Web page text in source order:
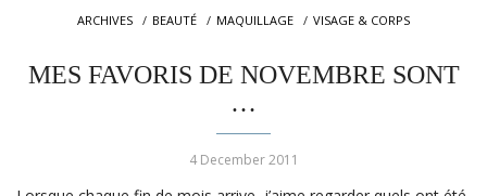
ARCHIVES BEAUTÉ MAQUILLAGE VISAGE & CORPS
MES FAVORIS DE NOVEMBRE SONT
…
4 December 2011